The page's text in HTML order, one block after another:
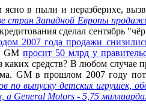
в пыли и неразберихе,
стран Западной Европы
сделал сентябрь
2007 года продажи
GM просит 50 млрд у
каких средств? В любом
GM в прошлом 2007 году
по выпуску детских
а General Motors - 5,75